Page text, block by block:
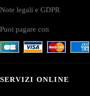
Note legali e GDPR
Puoi pagare con
SERVIZI ONLINE